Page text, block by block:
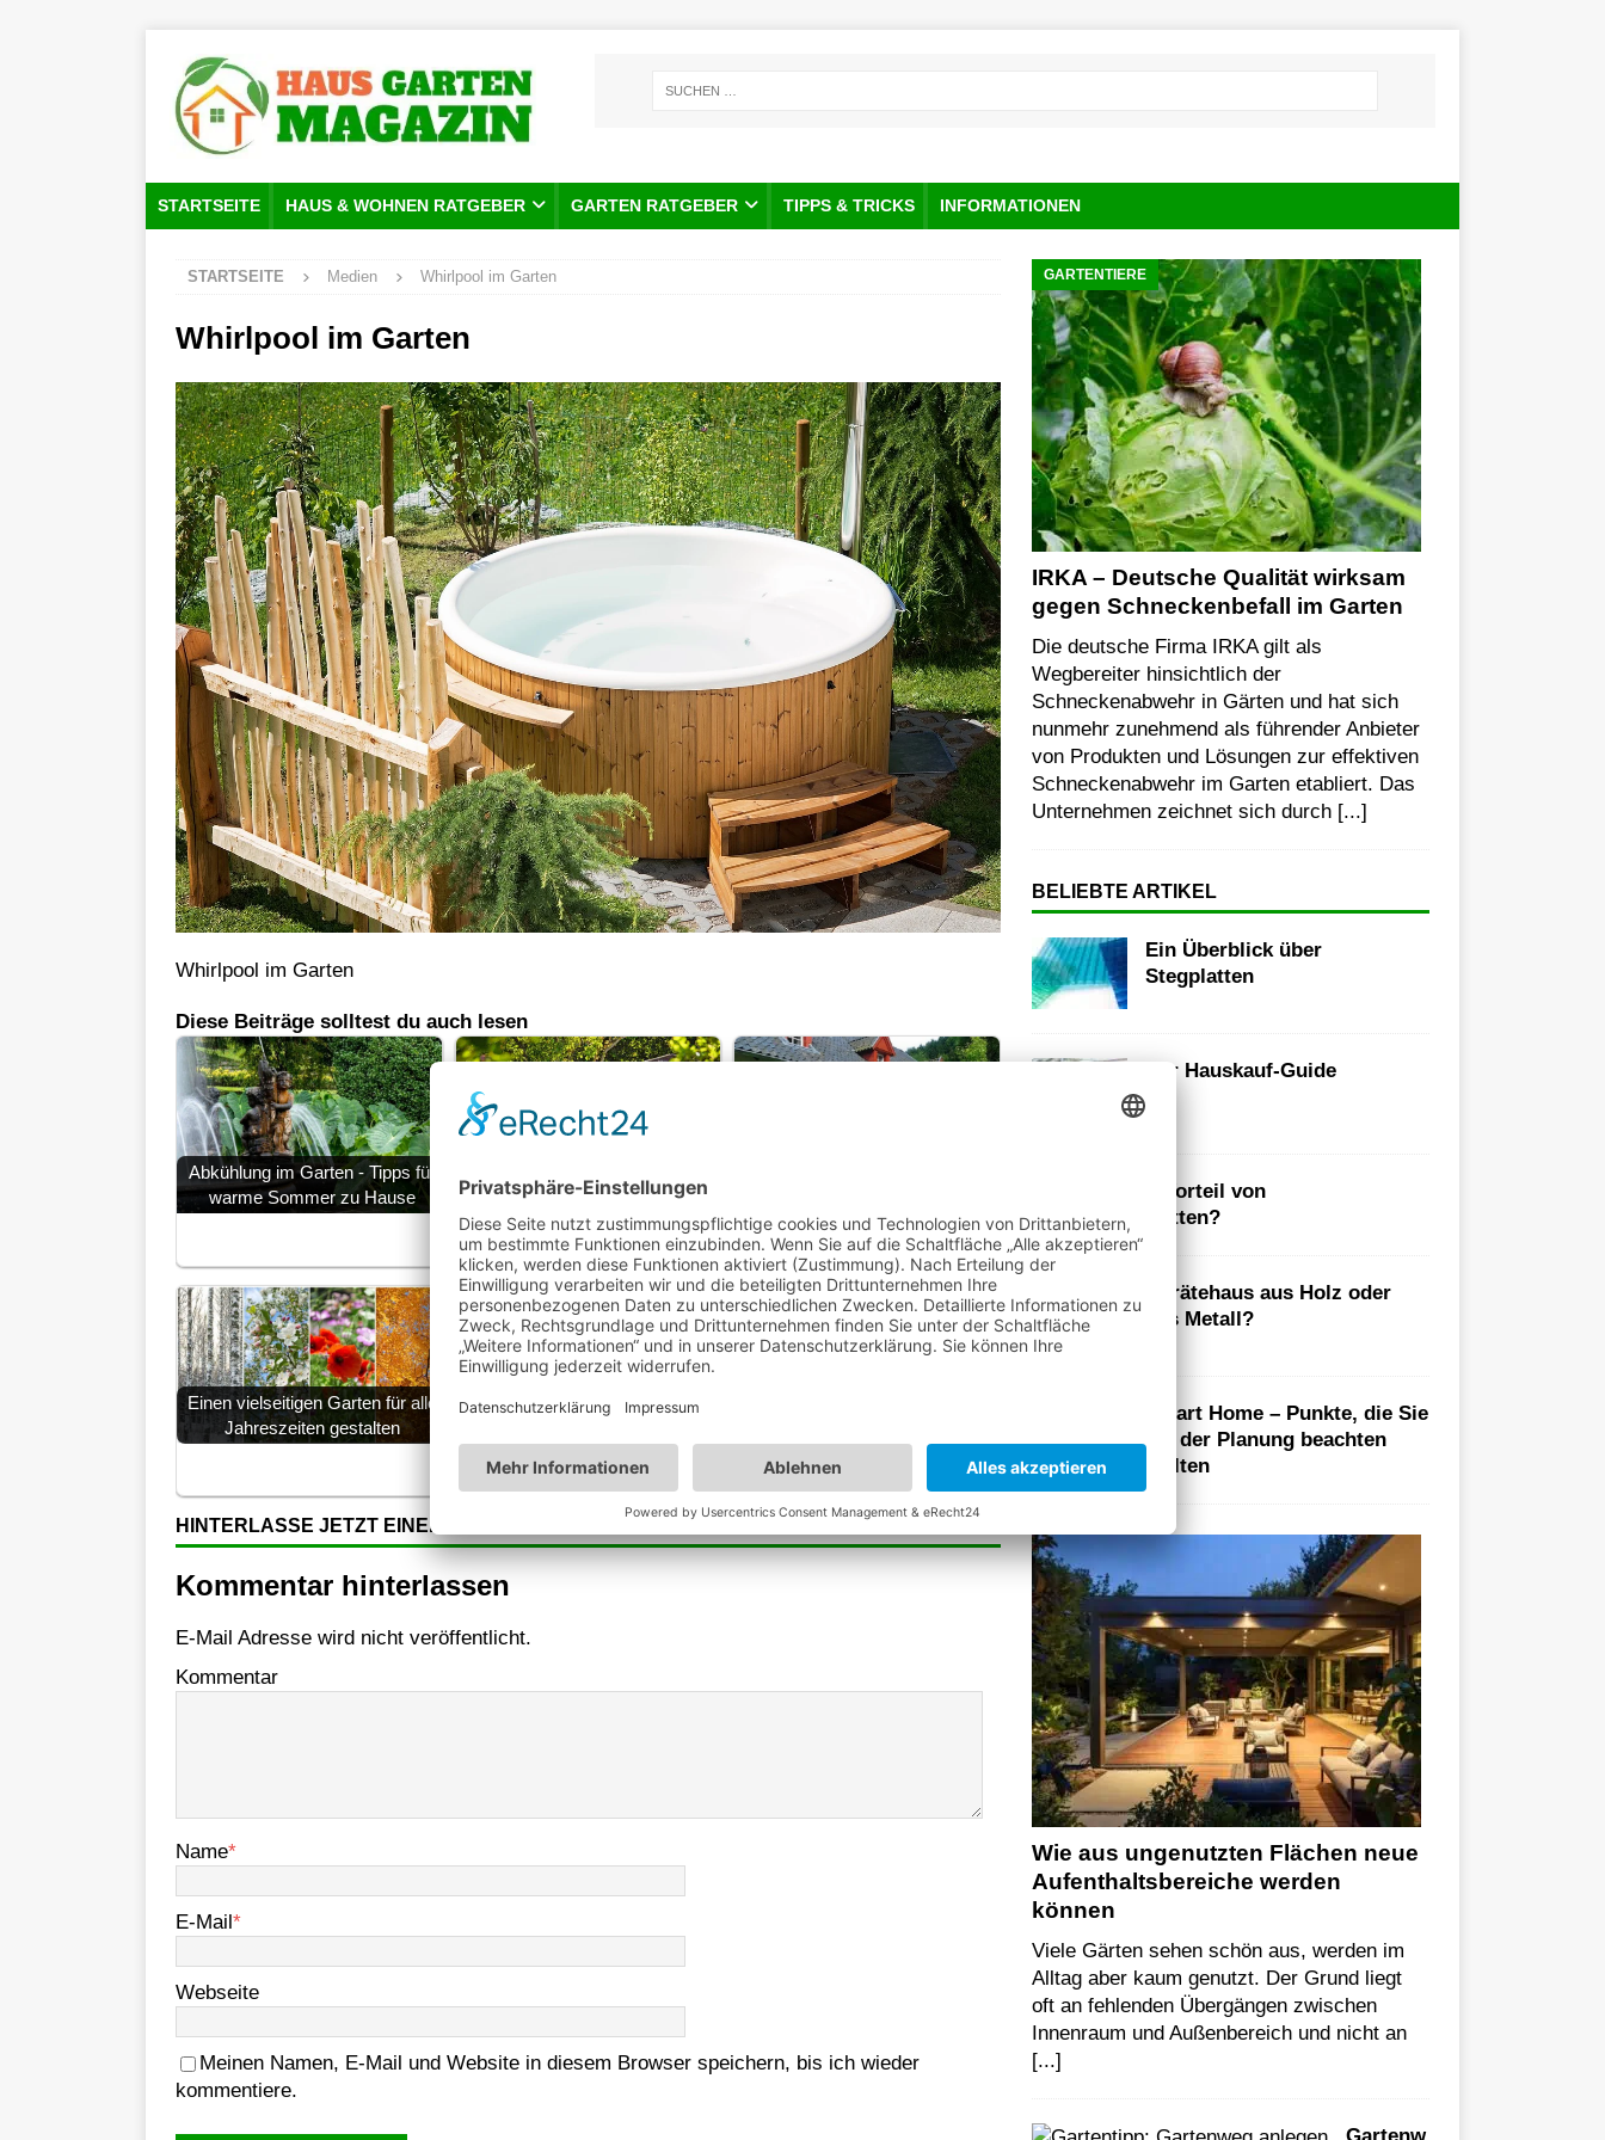
STARTSEITE HAUS & WOHNEN RATGEBER GARTEN RATGEBER TIPPS & TRICKS INFORMATIONEN
STARTSEITE Medien Whirlpool im Garten
Whirlpool im Garten
Whirlpool im Garten
Diese Beiträge solltest du auch lesen
Abkühlung im Garten - Tipps für
warme Sommer zu Hause
Sommerliche Ideen für die
Gartengestaltung
Einen vielseitigen Garten für alle
Jahreszeiten gestalten
Einbruchschutz 🔒 Den Garten
einbruchsicher machen
Garten-Rückzugsorte:
Entspannung in ruhigen…
HINTERLASSE JETZT EINEN KOMMENTAR
Kommentar hinterlassen
E-Mail Adresse wird nicht veröffentlicht.
Kommentar
Name*
E-Mail*
Webseite
Meinen Namen, E-Mail und Website in diesem Browser speichern, bis ich wieder
kommentiere.
GARTENTIERE
IRKA – Deutsche Qualität wirksam
gegen Schneckenbefall im Garten
Die deutsche Firma IRKA gilt als
Wegbereiter hinsichtlich der
Schneckenabwehr in Gärten und hat sich
nunmehr zunehmend als führender Anbieter
von Produkten und Lösungen zur effektiven
Schneckenabwehr im Garten etabliert. Das
Unternehmen zeichnet sich durch [...]
BELIEBTE ARTIKEL
Ein Überblick über
Stegplatten
Der Hauskauf-Guide
Was ist der Vorteil von
Boxspringbetten?
Gerätehaus aus Holz oder
aus Metall?
Smart Home – Punkte, die Sie
bei der Planung beachten
sollten
Wie aus ungenutzten Flächen neue
Aufenthaltsbereiche werden
können
Viele Gärten sehen schön aus, werden im
Alltag aber kaum genutzt. Der Grund liegt
oft an fehlenden Übergängen zwischen
Innenraum und Außenbereich und nicht an
[...]
Gartenw